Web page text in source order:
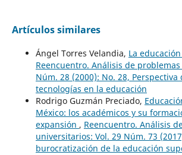
Artículos similares
Ángel Torres Velandia, La
Reencuentro. Análisis de
Núm. 28 (2000): No. 28, Perspectiva
tecnologías en la educación
Rodrigo Guzmán Preciado,
México: los académicos y su
expansión , Reencuentro. Análisis
universitarios: Vol. 29 Núm. 73
burocratización de la educación